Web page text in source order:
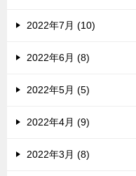
2022年7月 (10)
2022年6月 (8)
2022年5月 (5)
2022年4月 (9)
2022年3月 (8)